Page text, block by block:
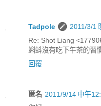
Tadpole
2011/3/1
Re: Shot Liang
蝌蚪沒有吃下午茶的習
回覆
匿名 2011/9/14 中午